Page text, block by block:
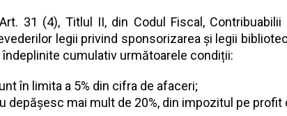
31 (4), Titlul II, din Codul Fiscal,
legii privind sponsorizarea și legii
cumulativ următoarele condiții:
în limita a 5% din cifra de afaceri;
depășesc mai mult de 20%, din impozitul pe profit